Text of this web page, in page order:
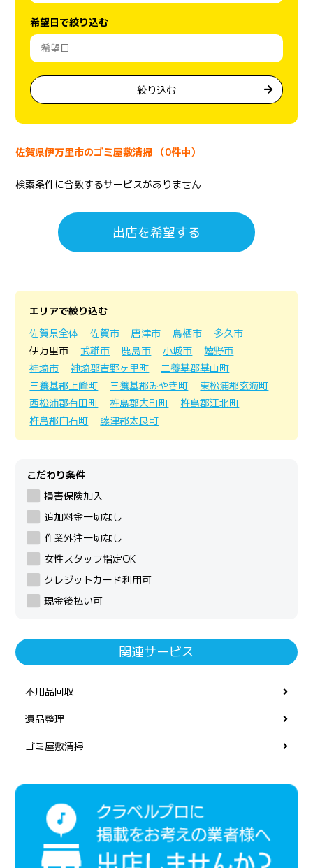
希望日で絞り込む
絞り込む
佐賀県伊万里市のゴミ屋敷清掃 （0件中）
検索条件に合致するサービスがありません
出店を希望する
エリアで絞り込む
佐賀県全体
佐賀市 唐津市 鳥栖市
多久市
伊万里市
武雄市 鹿島市 小城市
嬉野市
神埼市
神埼郡吉野ヶ里町
三養基郡基山町
三養基郡上峰町
三養基郡みやき町
東松浦郡玄海町
西松浦郡有田町
杵島郡大町町
杵島郡江北町
杵島郡白石町
藤津郡太良町
こだわり条件
損害保険加入
追加料金一切なし
作業外注一切なし
女性スタッフ指定OK
クレジットカード利用可
現金後払い可
関連サービス
不用品回収
遺品整理
ゴミ屋敷清掃